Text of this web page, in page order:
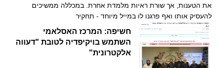
את הטענות, אך שורת ראיות מלמדת אחרת. במכללה ממשיכים
להעסיק אותו ואף פרגנו לו במייל מיוחד - תחקיר
חשיפה: המרכז האסלאמי
השתמש בויקיפדיה לטובת "דעווה
אלקטרונית"